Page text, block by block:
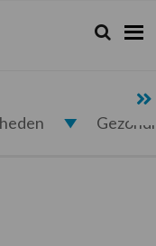
Zoeken...
Zoek